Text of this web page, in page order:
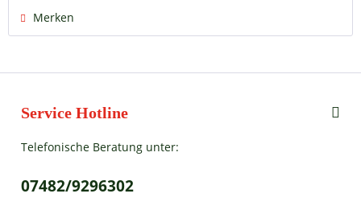
Merken
Service Hotline
Telefonische Beratung unter:
07482/9296302